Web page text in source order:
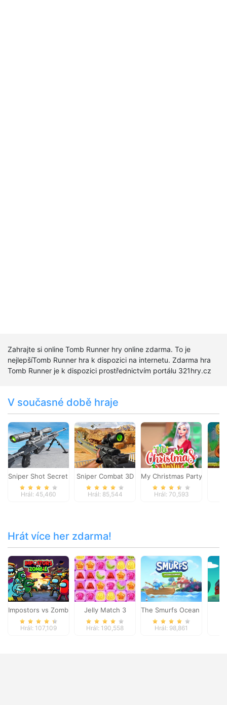
Zahrajte si online Tomb Runner hry online zdarma. To je
nejlepšíTomb Runner hra k dispozici na internetu. Zdarma hra
Tomb Runner je k dispozici prostřednictvím portálu 321hry.cz
V současné době hraje
Sniper Shot Secret Mission
Hrál: 45,460
Sniper Combat 3D
Hrál: 85,544
My Christmas Party Prep
Hrál: 70,593
Hrát více her zdarma!
Impostors vs Zombies: Survival
Hrál: 107,109
Jelly Match 3
Hrál: 190,558
The Smurfs Ocean
Hrál: 98,861